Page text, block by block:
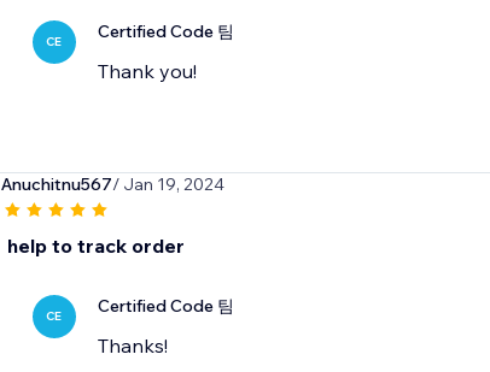
CE Certified Code 팀
Thank you!
Anuchitnu567/ Jan 19, 2024
help to track order
CE Certified Code 팀
Thanks!